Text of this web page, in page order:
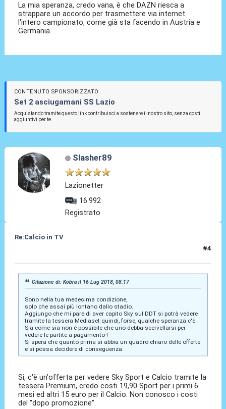
La mia speranza, credo vana, è che DAZN riesca a
strappare un accordo per trasmettere via internet
l'intero campionato, come già sta facendo in Austria e
Germania.
CONTENUTO SPONSORIZZATO
Set 2 asciugamani SS Lazio
Acquistando tramite questo link contribuisci a sostenere il nostro sito, senza costi
aggiuntivi per te.
Slasher89
Lazionetter
16.992
Registrato
Re:Calcio in TV
#4
Citazione di: Kobra il 16 Lug 2018, 08:17
Sono nella tua medesima condizione,
solo che assai più lontano dallo stadio.
Aggiungo che mi pare di aver capito Sky sul DDT si potrà vedere
tramite la tessera Mediaset quindi, forse, qualche speranza c'è.
Sia come sia non è possibile che uno debba scervellarsi per
vedere le partite a pagamento !
Si spera che quanto prima si abbia un quadro chiaro delle offerte
e si possa decidere di conseguenza
Si, c'è un'offerta per vedere Sky Sport e Calcio tramite la
tessera Premium, credo costi 19,90 Sport per i primi 6
mesi ed altri 15 euro per il Calcio. Non conosco i costi
del "dopo promozione".